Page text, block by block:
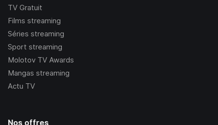
TV Gratuit
Films streaming
Séries streaming
Sport streaming
Molotov TV Awards
Mangas streaming
Actu TV
Nos offres